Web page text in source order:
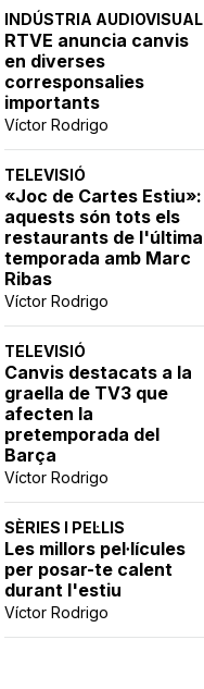
INDÚSTRIA AUDIOVISUAL
RTVE anuncia canvis
en diverses
corresponsalies
importants
Víctor Rodrigo
TELEVISIÓ
«Joc de Cartes Estiu»:
aquests són tots els
restaurants de l'última
temporada amb Marc
Ribas
Víctor Rodrigo
TELEVISIÓ
Canvis destacats a la
graella de TV3 que
afecten la
pretemporada del
Barça
Víctor Rodrigo
SÈRIES I PEL·LIS
Les millors pel·lícules
per posar-te calent
durant l'estiu
Víctor Rodrigo